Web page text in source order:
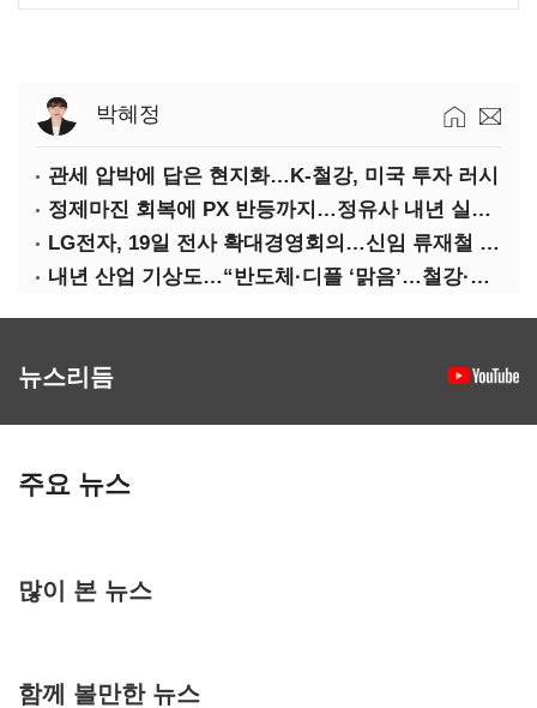
박혜정
관세 압박에 답은 현지화…K-철강, 미국 투자 러시
정제마진 회복에 PX 반등까지…정유사 내년 실적 기대
LG전자, 19일 전사 확대경영회의…신임 류재철 사장 주관
내년 산업 기상도…“반도체·디플 ‘맑음’…철강·석화 ‘흐림’”
뉴스리듬
주요 뉴스
많이 본 뉴스
함께 볼만한 뉴스